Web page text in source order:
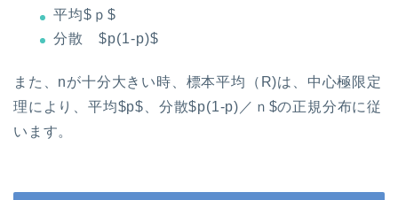
平均$ｐ$
分散 $p(1-p)$
また、nが十分大きい時、標本平均（R)は、中心極限定
理により、平均$p$、分散$p(1-p)／ｎ$の正規分布に従
います。